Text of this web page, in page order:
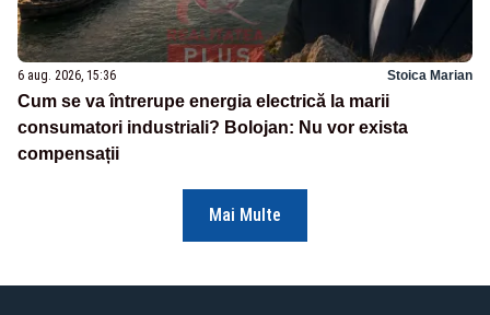
6 aug. 2026, 15:36 Stoica Marian
Cum se va întrerupe energia electrică la marii
consumatori industriali? Bolojan: Nu vor exista
compensații
Mai Multe